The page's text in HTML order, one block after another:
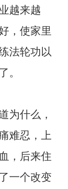
越来越
，使家里
法轮功以
。
什么，
难忍，上
，后来住
一个改变